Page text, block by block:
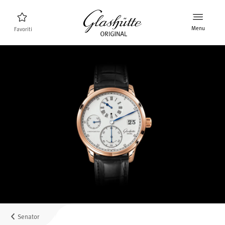
Favoriti Menu
Nuovi prodotti
Scoprire la collezione
Il marchio Glashütte Original
Per saperne di più sulla Manifattura
MyAccount
Senator